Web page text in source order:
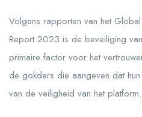
Volgens rapporten van het
Report 2023 is de beveiliging
primaire factor voor het
de gokders die aangeven dat hun
van de veiligheid van het platform.